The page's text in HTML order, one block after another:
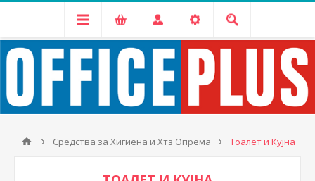
Средства за Хигиена и Хтз Опрема Тоалет и Кујна